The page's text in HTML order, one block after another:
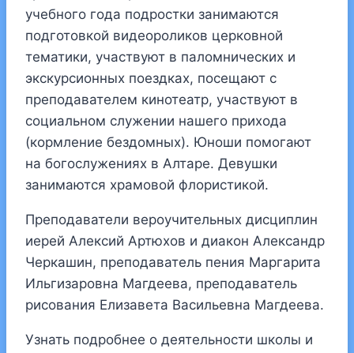
учебного года подростки занимаются
подготовкой видеороликов церковной
тематики, участвуют в паломнических и
экскурсионных поездках, посещают с
преподавателем кинотеатр, участвуют в
социальном служении нашего прихода
(кормление бездомных). Юноши помогают
на богослужениях в Алтаре. Девушки
занимаются храмовой флористикой.
Преподаватели вероучительных дисциплин
иерей Алексий Артюхов и диакон Александр
Черкашин, преподаватель пения Маргарита
Ильгизаровна Магдеева, преподаватель
рисования Елизавета Васильевна Магдеева.
Узнать подробнее о деятельности школы и